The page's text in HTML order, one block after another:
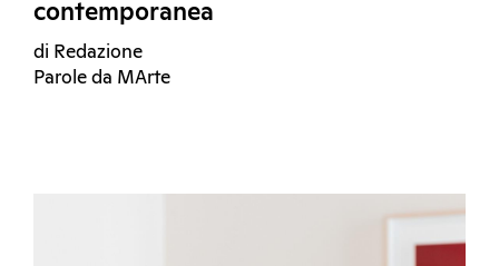
contemporanea
di Redazione
Parole da MArte